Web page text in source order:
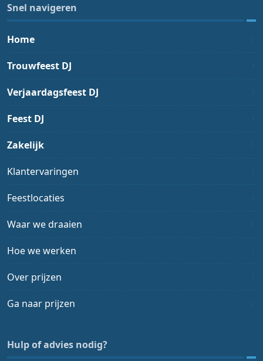
Snel navigeren
Home
Trouwfeest DJ
Verjaardagsfeest DJ
Feest DJ
Zakelijk
Klantervaringen
Feestlocaties
Waar we draaien
Hoe we werken
Over prijzen
Ga naar prijzen
Hulp of advies nodig?